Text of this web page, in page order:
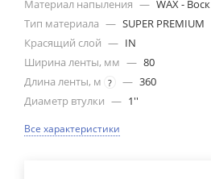
Материал напыления — WAX - Воск
Тип материала — SUPER PREMIUM
Красящий слой — IN
Ширина ленты, мм — 80
Длина ленты, м ? — 360
Диаметр втулки — 1''
Все характеристики